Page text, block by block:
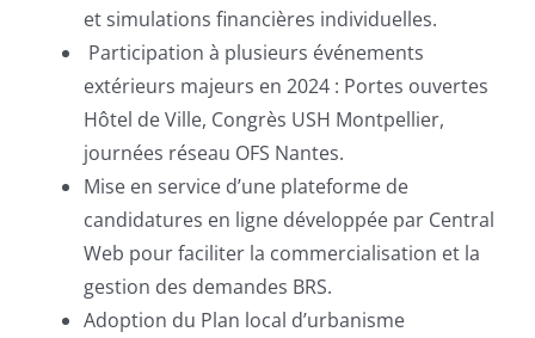
et simulations financières individuelles.
Participation à plusieurs événements
extérieurs majeurs en 2024 : Portes ouvertes
Hôtel de Ville, Congrès USH Montpellier,
journées réseau OFS Nantes.
Mise en service d’une plateforme de
candidatures en ligne développée par Central
Web pour faciliter la commercialisation et la
gestion des demandes BRS.
Adoption du Plan local d’urbanisme